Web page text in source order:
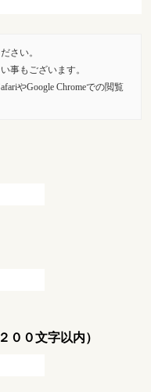
さい。
事もございます。
やGoogle Chromeでの閲覧
００文字以内）